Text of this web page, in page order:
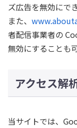
ズ広告を無効にで
また、
者配信事業者の
無効にすることも
アクセス解
当サイトでは、